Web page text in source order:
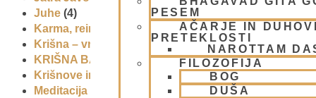
PESEM
AČARJE IN
PRETEKLOSTI
NAROTTAM
FILOZOFIJA
BOG
DUŠA
Juhe (4)
Karma, reinkarnacija in bhakti(8)
Krišna – vrhovna božanska oseba (7)
KRIŠNA BAZAR
Krišnove inkarnacije
Meditacija